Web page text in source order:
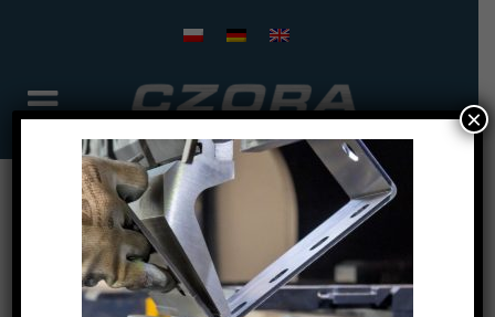
4 September 2019 In Czora-admin
ciecie-blach-cnc-3
×